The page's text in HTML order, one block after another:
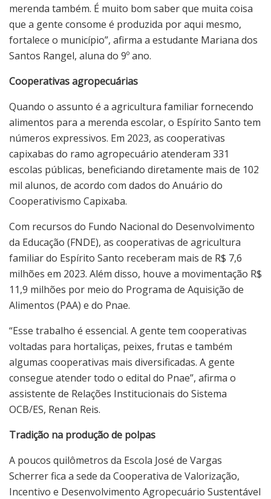
merenda também. É muito bom saber que muita coisa
que a gente consome é produzida por aqui mesmo,
fortalece o município”, afirma a estudante Mariana dos
Santos Rangel, aluna do 9º ano.
Cooperativas agropecuárias
Quando o assunto é a agricultura familiar fornecendo
alimentos para a merenda escolar, o Espírito Santo tem
números expressivos. Em 2023, as cooperativas
capixabas do ramo agropecuário atenderam 331
escolas públicas, beneficiando diretamente mais de 102
mil alunos, de acordo com dados do Anuário do
Cooperativismo Capixaba.
Com recursos do Fundo Nacional do Desenvolvimento
da Educação (FNDE), as cooperativas de agricultura
familiar do Espírito Santo receberam mais de R$ 7,6
milhões em 2023. Além disso, houve a movimentação R$
11,9 milhões por meio do Programa de Aquisição de
Alimentos (PAA) e do Pnae.
“Esse trabalho é essencial. A gente tem cooperativas
voltadas para hortaliças, peixes, frutas e também
algumas cooperativas mais diversificadas. A gente
consegue atender todo o edital do Pnae”, afirma o
assistente de Relações Institucionais do Sistema
OCB/ES, Renan Reis.
Tradição na produção de polpas
A poucos quilômetros da Escola José de Vargas
Scherrer fica a sede da Cooperativa de Valorização,
Incentivo e Desenvolvimento Agropecuário Sustentável